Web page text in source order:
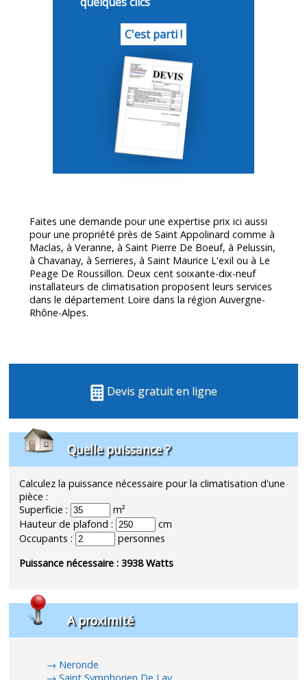
C'est parti !
Faites une demande pour une expertise prix ici aussi
pour une propriété près de Saint Appolinard comme à
Maclas, à Veranne, à Saint Pierre De Boeuf, à Pelussin,
à Chavanay, à Serrieres, à Saint Maurice L'exil ou à Le
Peage De Roussillon. Deux cent soixante-dix-neuf
installateurs de climatisation proposent leurs services
dans le département Loire dans la région Auvergne-
Rhône-Alpes.
Devis gratuit en ligne
Quelle puissance ?
Calculez la puissance nécessaire pour la climatisation d'une
pièce :
Superficie :
m²
Hauteur de plafond :
cm
Occupants :
personnes
Puissance nécessaire :3938Watts
A proximité
Neronde
Saint Symphorien De Lay